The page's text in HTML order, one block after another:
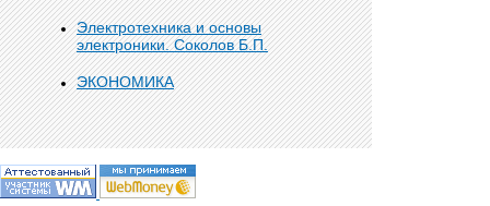
Электротехника и основы
электроники. Соколов Б.П.
ЭКОНОМИКА